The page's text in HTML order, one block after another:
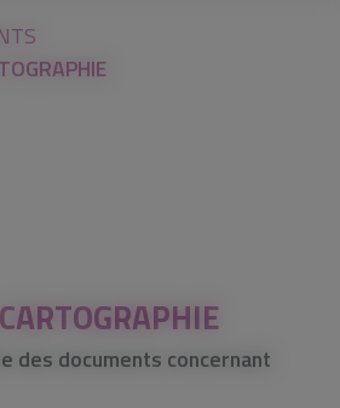
des documents concernant